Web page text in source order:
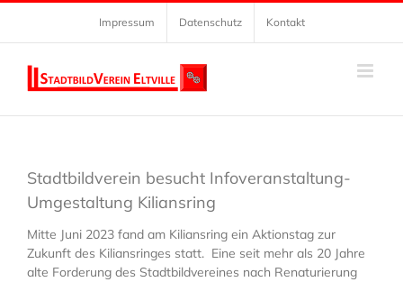
Zum
springen
Impressum Datenschutz Kontakt
Stadtbildverein besucht Infoveranstaltung-
Umgestaltung Kiliansring
Mitte Juni 2023 fand am Kiliansring ein Aktionstag zur
Zukunft des Kiliansringes statt. Eine seit mehr als 20 Jahre
alte Forderung des Stadtbildvereines nach Renaturierung